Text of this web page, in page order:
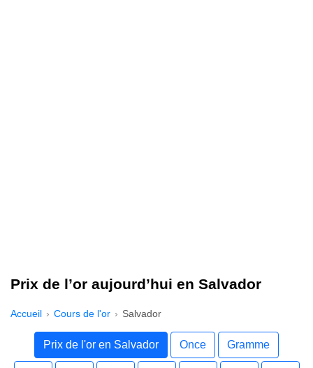
Prix de l’or aujourd’hui en Salvador
Accueil Cours de l'or Salvador
Prix de l'or en Salvador Once Gramme